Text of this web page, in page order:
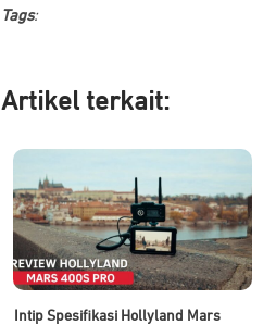
Tags:
Artikel terkait:
Intip Spesifikasi Hollyland Mars